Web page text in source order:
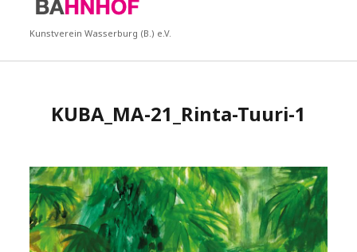
Kunstverein Wasserburg (B.) e.V.
KUBA_MA-21_Rinta-Tuuri-1